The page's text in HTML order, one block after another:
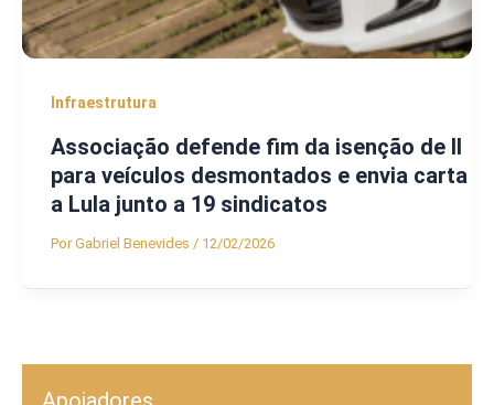
Infraestrutura
Associação defende fim da isenção de II
para veículos desmontados e envia carta
a Lula junto a 19 sindicatos
PorGabriel Benevides / 12/02/2026